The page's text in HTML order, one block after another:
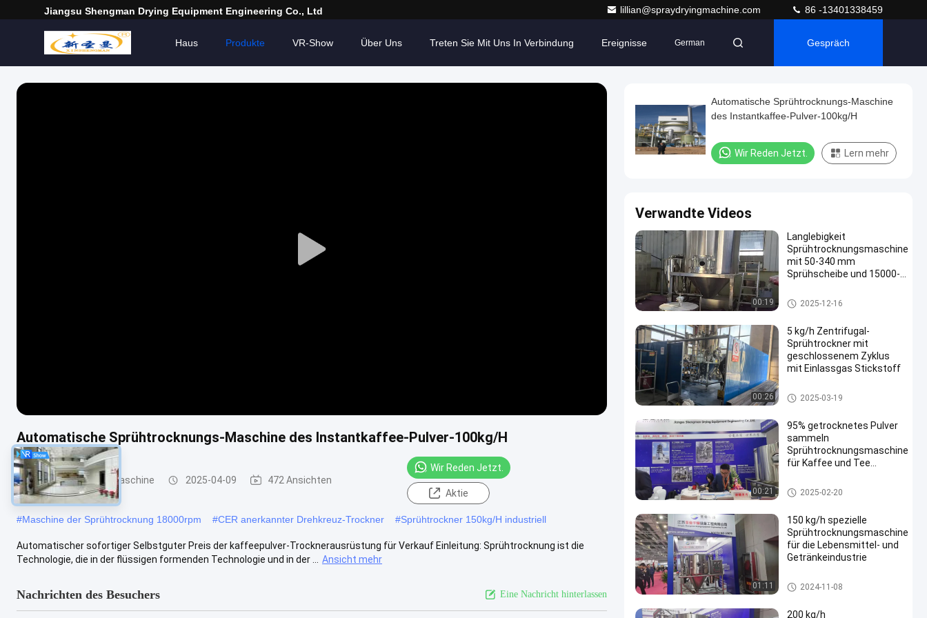
Jiangsu Shengman Drying Equipment Engineering Co., Ltd lillian@spraydryingmachine.com 86 -13401338459
Haus Produkte VR-Show Über Uns Treten Sie Mit Uns In Verbindung Ereignisse German Gespräch
Play
Automatische Sprühtrocknungs-Maschine des Instantkaffee-Pulver-100kg/H
Sprühtrocknungs-Maschine 2025-04-09 472 Ansichten
Wir Reden Jetzt.
Aktie
#Maschine der Sprühtrocknung 18000rpm #CER anerkannter Drehkreuz-Trockner #Sprühtrockner 150kg/H industriell
Automatischer sofortiger Selbstguter Preis der kaffeepulver-Trocknerausrüstung für Verkauf Einleitung: Sprühtrocknung ist die
Technologie, die in der flüssigen formenden Technologie und in der ...
Ansicht mehr
Nachrichten des Besuchers Eine Nachricht hinterlassen
Automatische Sprühtrocknungs-Maschine
des Instantkaffee-Pulver-100kg/H
Wir Reden Jetzt. Lern mehr
Verwandte Videos
00:19
Langlebigkeit
Sprühtrocknungsmaschine
mit 50-340 mm
Sprühscheibe und 15000-
Umdrehungsfrequenz für 5
kg/h-5000 kg/h
Sprühtrocknungs-Maschine
2025-12-16
00:26
5 kg/h Zentrifugal-
Sprühtrockner mit
geschlossenem Zyklus
mit Einlassgas Stickstoff
Sprühtrocknungs-Maschine
2025-03-19
00:21
95% getrocknetes Pulver
sammeln
Sprühtrocknungsmaschine
für Kaffee und Tee
Sprühtrocknungs-Maschine
2025-02-20
01:11
150 kg/h spezielle
Sprühtrocknungsmaschine
für die Lebensmittel- und
Getränkeindustrie
Sprühtrocknungs-Maschine
2024-11-08
200 kg/h